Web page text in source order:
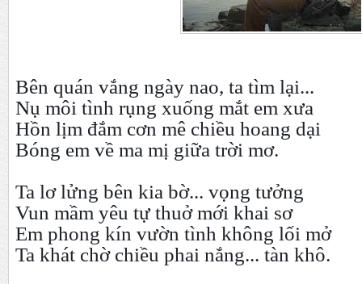
Bên quán vắng ngày nao, ta tìm lại...
Nụ môi tình rụng xuống mắt em xưa
Hồn lịm đắm cơn mê chiều hoang dại
Bóng em về ma mị giữa trời mơ.
Ta lơ lửng bên kia bờ... vọng tưởng
Vun mầm yêu tự thuở mới khai sơ
Em phong kín vườn tình không lối mở
Ta khát chờ chiều phai nắng... tàn khô.